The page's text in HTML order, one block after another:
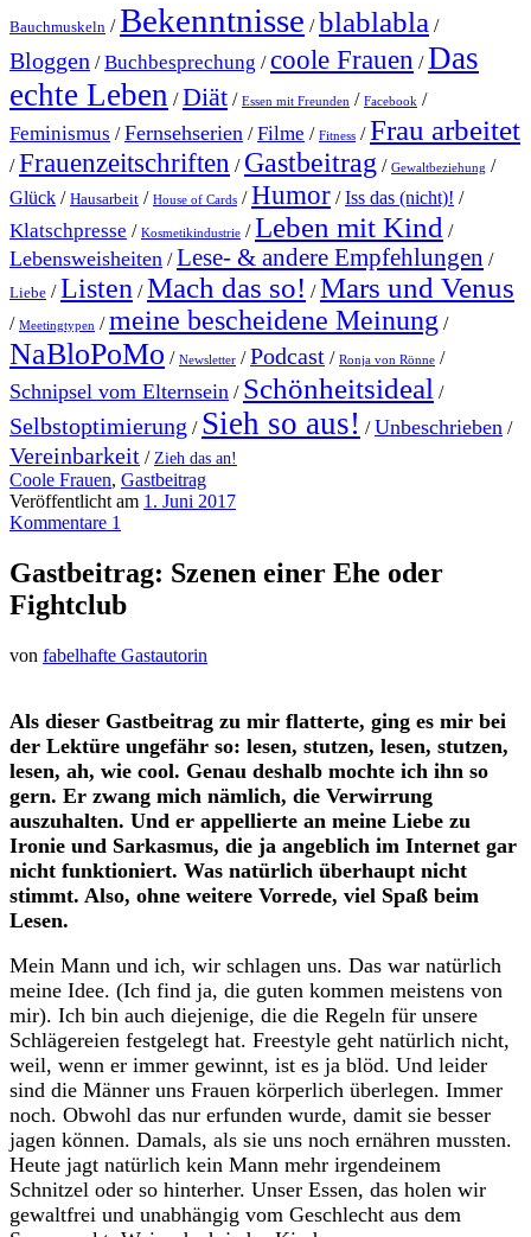
Bauchmuskeln /Bekenntnisse /blablabla /
Bloggen /Buchbesprechung /coole Frauen /Das
echte Leben /Diät / Essen mit Freunden / Facebook /
Feminismus /Fernsehserien /Filme / Fitness /Frau arbeitet
/Frauenzeitschriften / Gastbeitrag / Gewaltbeziehung /
Glück / Hausarbeit / House of Cards /Humor /Iss das (nicht)! /
Klatschpresse / Kosmetikindustrie /Leben mit Kind /
Lebensweisheiten /Lese- & andere Empfehlungen /
Liebe /Listen /Mach das so! /Mars und Venus
/ Meetingtypen /meine bescheidene Meinung /
NaBloPoMo / Newsletter /Podcast / Ronja von Rönne /
Schnipsel vom Elternsein / Schönheitsideal /
Selbstoptimierung / Sieh so aus! /Unbeschrieben /
Vereinbarkeit / Zieh das an!
Coole Frauen, Gastbeitrag
Veröffentlicht am 1. Juni 2017
Kommentare 1
Gastbeitrag: Szenen einer Ehe oder
Fightclub
von fabelhafte Gastautorin
Als dieser Gastbeitrag zu mir flatterte, ging es mir bei
der Lektüre ungefähr so: lesen, stutzen, lesen, stutzen,
lesen, ah, wie cool. Genau deshalb mochte ich ihn so
gern. Er zwang mich nämlich, die Verwirrung
auszuhalten. Und er appellierte an meine Liebe zu
Ironie und Sarkasmus, die ja angeblich im Internet gar
nicht funktioniert. Was natürlich überhaupt nicht
stimmt. Also, ohne weitere Vorrede, viel Spaß beim
Lesen.
Mein Mann und ich, wir schlagen uns. Das war natürlich
meine Idee. (Ich find ja, die guten kommen meistens von
mir). Ich bin auch diejenige, die die Regeln für unsere
Schlägereien festgelegt hat. Freestyle geht natürlich nicht,
weil, wenn er immer gewinnt, ist es ja blöd. Und leider
sind die Männer uns Frauen körperlich überlegen. Immer
noch. Obwohl das nur erfunden wurde, damit sie besser
jagen können. Damals, als sie uns noch ernähren mussten.
Heute jagt natürlich kein Mann mehr irgendeinem
Schnitzel oder so hinterher. Unser Essen, das holen wir
gewaltfrei und unabhängig vom Geschlecht aus dem